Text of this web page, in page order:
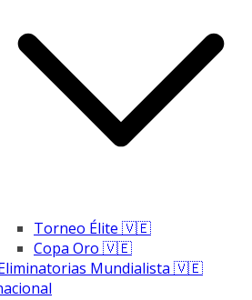
Torneo Élite 🇻🇪
Copa Oro 🇻🇪
Mundialista 🇻🇪